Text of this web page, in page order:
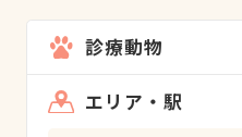
診療動物
エリア・駅